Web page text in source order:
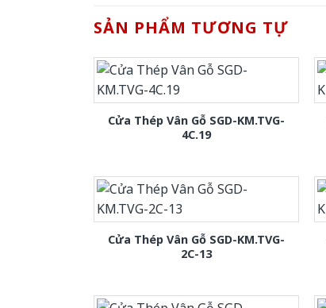
SẢN PHẨM TƯƠNG TỰ
Cửa Thép Vân Gỗ SGD-KM.TVG-
4C.19
Cửa Thép Vân Gỗ SGD-KM.TVG-
2C-13